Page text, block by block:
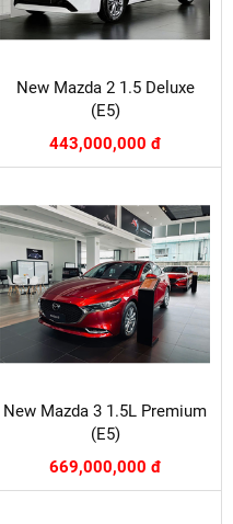
New Mazda 2 1.5 Deluxe
(E5)
443,000,000 đ
New Mazda 3 1.5L Premium
(E5)
669,000,000 đ